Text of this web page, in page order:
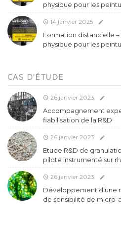
physique pour les
14 janvier 2025
Formation distancielle
physique pour les
CAS D'ÉTUDE
26 janvier 2023
Accompagnement
fiabilisation de la R&D
26 janvier 2023
Etude R&D de
pilote instrumenté sur
26 janvier 2023
Développement d’une
de sensibilité de micro-